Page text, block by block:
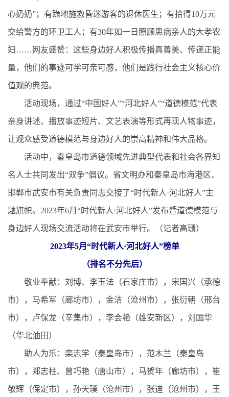
心奶奶”；有跪地施救昏迷游客的退休医生；有拾得10万元
交给警方的环卫工人；有30年如一日照顾患病亲人的大孝农
妇……网友盛赞：这些身边好人积极传播真善美、传递正能
量，他们的事迹可学可亲可感，他们是践行社会主义核心价
值观的典范。
活动现场，通过“中国好人”“河北好人”“道德模范”代表
亲身讲述、播放事迹短片、文艺表演等形式再现人物事迹，
让观众感受道德模范与身边好人的崇高精神和伟大品格。
活动中，秦皇岛市道德领域先进典型代表和社会各界知
名人士共同发出“双争”倡议。省文明办和秦皇岛市海港区、
邯郸市武安市有关负责同志交接了“时代新人·河北好人”主
题旗帜。2023年6月“时代新人·河北好人”发布暨道德模范与
身边好人现场交流活动将在武安市举行。 （记者高珊）
2023年5月“时代新人·河北好人”榜单
（排名不分先后）
敬业奉献：刘博、李玉法（石家庄市），宋国兴（承德
市），马希军（廊坊市），金洁（沧州市），张衍朝（邢台
市），卢保龙（辛集市），李会艳（雄安新区），刘国华
（华北油田）
助人为乐：栾志学（秦皇岛市），范木兰（秦皇岛
市），郑志柱、曾巧艳（唐山市），马贺年（廊坊市），崔
敬辉（保定市），孙天璞（沧州市），张迪（沧州市），王